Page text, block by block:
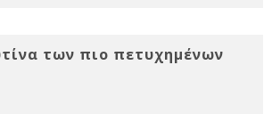
των πιο πετυχημένων